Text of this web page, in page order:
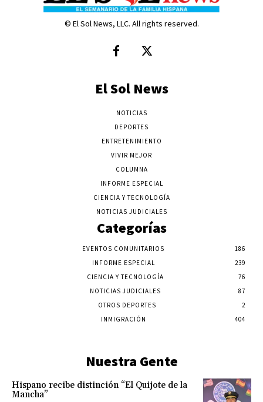
© El Sol News, LLC. All rights reserved.
El Sol News
NOTICIAS
DEPORTES
ENTRETENIMIENTO
VIVIR MEJOR
COLUMNA
INFORME ESPECIAL
CIENCIA Y TECNOLOGÍA
NOTICIAS JUDICIALES
Categorías
EVENTOS COMUNITARIOS
186
INFORME ESPECIAL
239
CIENCIA Y TECNOLOGÍA
76
NOTICIAS JUDICIALES
87
OTROS DEPORTES
2
INMIGRACIÓN
404
Nuestra Gente
Hispano recibe distinción “El Quijote de la
Mancha”